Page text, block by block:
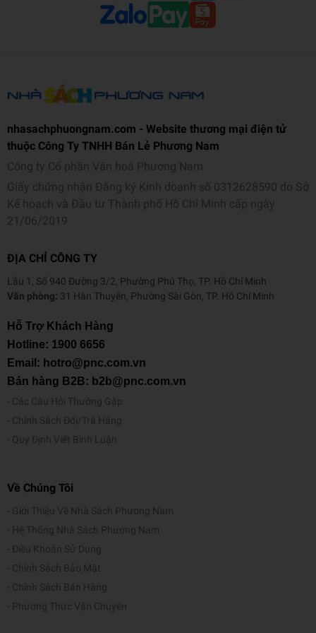
nhasachphuongnam.com - Website thương mại điện tử
thuộc Công Ty TNHH Bán Lẻ Phương Nam
Công ty Cổ phần Văn hoá Phương Nam
Giấy chứng nhận Đăng ký Kinh doanh số 0312628590 do Sở
Kế hoạch và Đầu tư Thành phố Hồ Chí Minh cấp ngày
21/06/2019
ĐỊA CHỈ CÔNG TY
Lầu 1, Số 940 Đường 3/2, Phường Phú Thọ, TP. Hồ Chí Minh
Văn phòng: 31 Hàn Thuyên, Phường Sài Gòn, TP. Hồ Chí Minh
Hỗ Trợ Khách Hàng
Hotline: 1900 6656
Email: hotro@pnc.com.vn
Bán hàng B2B: b2b@pnc.com.vn
Các Câu Hỏi Thường Gặp
Chính Sách Đổi/Trả Hàng
Quy Định Viết Bình Luận
Về Chúng Tôi
Giới Thiệu Về Nhà Sách Phương Nam
Hệ Thống Nhà Sách Phương Nam
Điều Khoản Sử Dụng
Chính Sách Bảo Mật
Chính Sách Bán Hàng
Phương Thức Vận Chuyển